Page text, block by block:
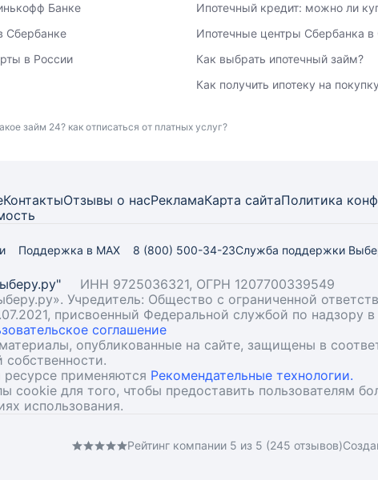
Банке
Сбербанке
в России
Ипотечный кредит: можно ли
Ипотечные центры Сбербанка в
Как выбрать ипотечный займ?
Как получить ипотеку на
займ 24? как отписаться от платных услуг?
КонтактыОтзывы о насРекламаКарта сайтаПолитика
Поддержка в MAX 8 (800) 500-34-23Служба поддержки
ИНН 9725036321, ОГРН 1207700339549
Учредитель: Общество с ограниченной
присвоенный Федеральной службой по надзору
соглашение
опубликованные на сайте, защищены в
собственности.
применяются Рекомендательные технологии.
cookie для того, чтобы предоставить пользователям
использования.
Рейтинг компании 5 из 5 (245 отзывов)